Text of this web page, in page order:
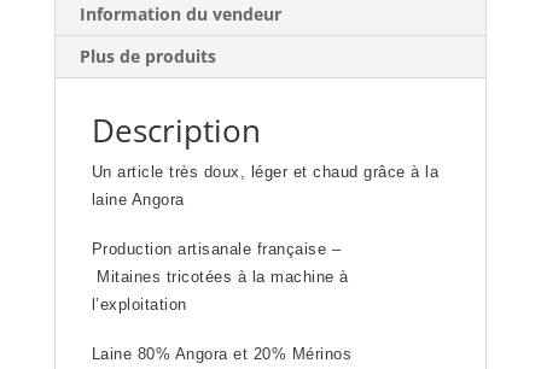
Information du vendeur
Plus de produits
Description
Un article très doux, léger et chaud grâce à la
laine Angora
Production artisanale française –
Mitaines tricotées à la machine à
l’exploitation
Laine 80% Angora et 20% Mérinos